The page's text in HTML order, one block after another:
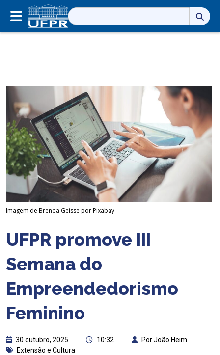
Pesquisar
por:
Imagem de Brenda Geisse por Pixabay
UFPR promove III
Semana do
Empreendedorismo
Feminino
30 outubro, 2025 10:32
Por João Heim
Extensão e Cultura